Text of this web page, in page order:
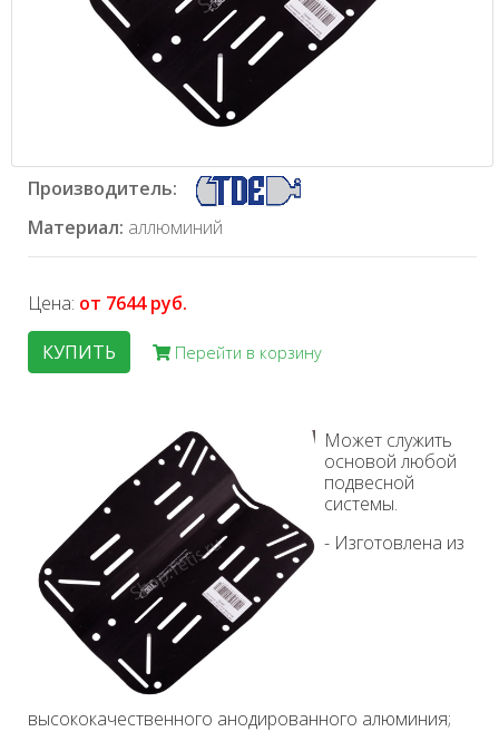
Производитель:
Материал: аллюминий
Цена: от 7644 руб.
КУПИТЬ
Перейти в корзину
Может служить
основой любой
подвесной
системы.
- Изготовлена из
высококачественного анодированного алюминия;